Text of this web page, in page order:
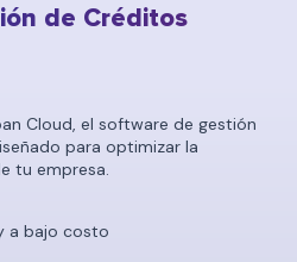
de Créditos
Cloud, el software de gestión
para optimizar la
tu empresa.
a bajo costo